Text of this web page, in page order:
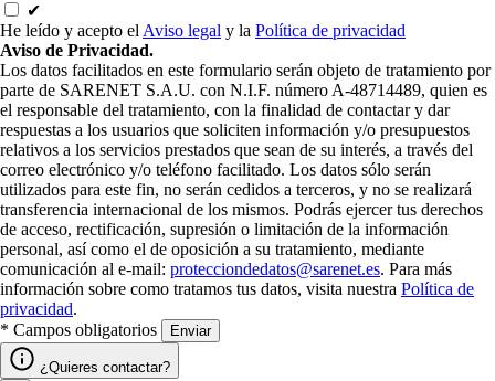
✔
He leído y acepto el Aviso legal y la Política de privacidad
Aviso de Privacidad.
Los datos facilitados en este formulario serán objeto de tratamiento por
parte de SARENET S.A.U. con N.I.F. número A-48714489, quien es
el responsable del tratamiento, con la finalidad de contactar y dar
respuestas a los usuarios que soliciten información y/o presupuestos
relativos a los servicios prestados que sean de su interés, a través del
correo electrónico y/o teléfono facilitado. Los datos sólo serán
utilizados para este fin, no serán cedidos a terceros, y no se realizará
transferencia internacional de los mismos. Podrás ejercer tus derechos
de acceso, rectificación, supresión o limitación de la información
personal, así como el de oposición a su tratamiento, mediante
comunicación al e-mail: protecciondedatos@sarenet.es. Para más
información sobre como tratamos tus datos, visita nuestra Política de
privacidad.
* Campos obligatorios
Enviar
¿Quieres contactar?